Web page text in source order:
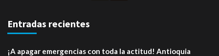
Entradas recientes
¡A apagar emergencias con toda la actitud! Antioquia